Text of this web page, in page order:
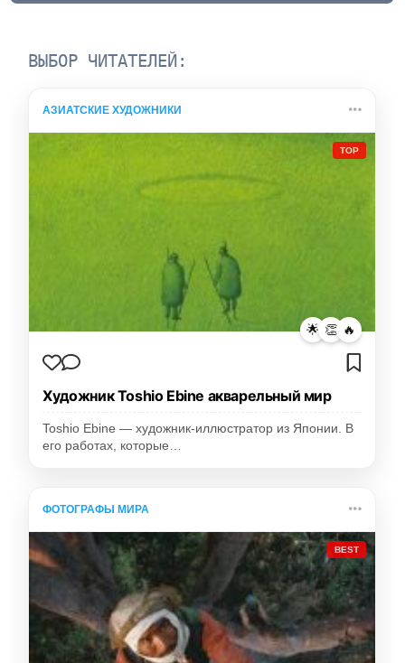
ВЫБОР ЧИТАТЕЛЕЙ:
АЗИАТСКИЕ ХУДОЖНИКИ
TOP
🌟 👏 🔥
Художник Toshio Ebine акварельный мир
Toshio Ebine — художник-иллюстратор из Японии. В
его работах, которые…
ФОТОГРАФЫ МИРА
BEST